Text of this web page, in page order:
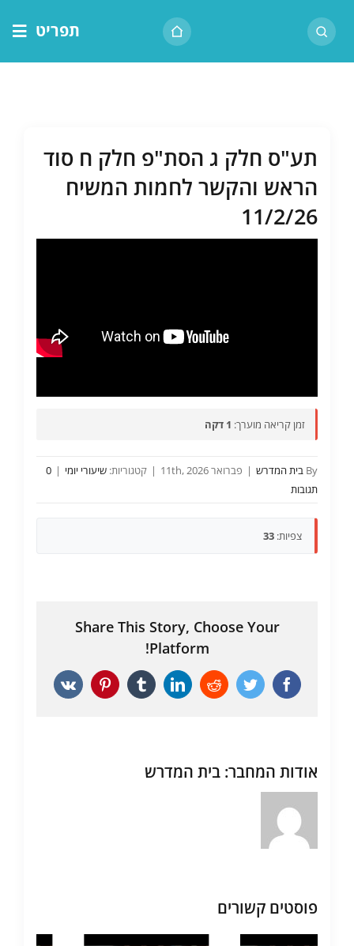
לתוכן
תפריט
שיעור יומי
מאמרים
תע"ס חלק ג הסת"פ חלק ח סוד
הראש והקשר לחמות המשיח
11/2/26
זמן קריאה מוערך: 1 דקה
By בית המדרש | פברואר 11th, 2026 | קטגוריות: שיעורי יומי |
0
תגובות
צפיות: 33
Share This Story, Choose Your
Platform!
Facebook
Twitter
Reddit
LinkedIn
Tumblr
Pinterest
Vk
אודות המחבר: בית המדרש
פוסטים קשורים